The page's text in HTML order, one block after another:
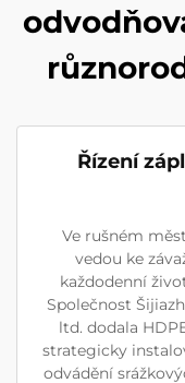
Řízení
Ve rušném
vedou ke
každodenní
Společnost
ltd. dodala
strategicky
odvádění